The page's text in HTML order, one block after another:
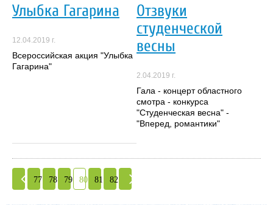
Улыбка Гагарина
12.04.2019 г.
Всероссийская акция "Улыбка
Гагарина"
Отзвуки
студенческой
весны
2.04.2019 г.
Гала - концерт областного
смотра - конкурса
"Студенческая весна" -
"Вперед, романтики"
77 78 79 80 81 82